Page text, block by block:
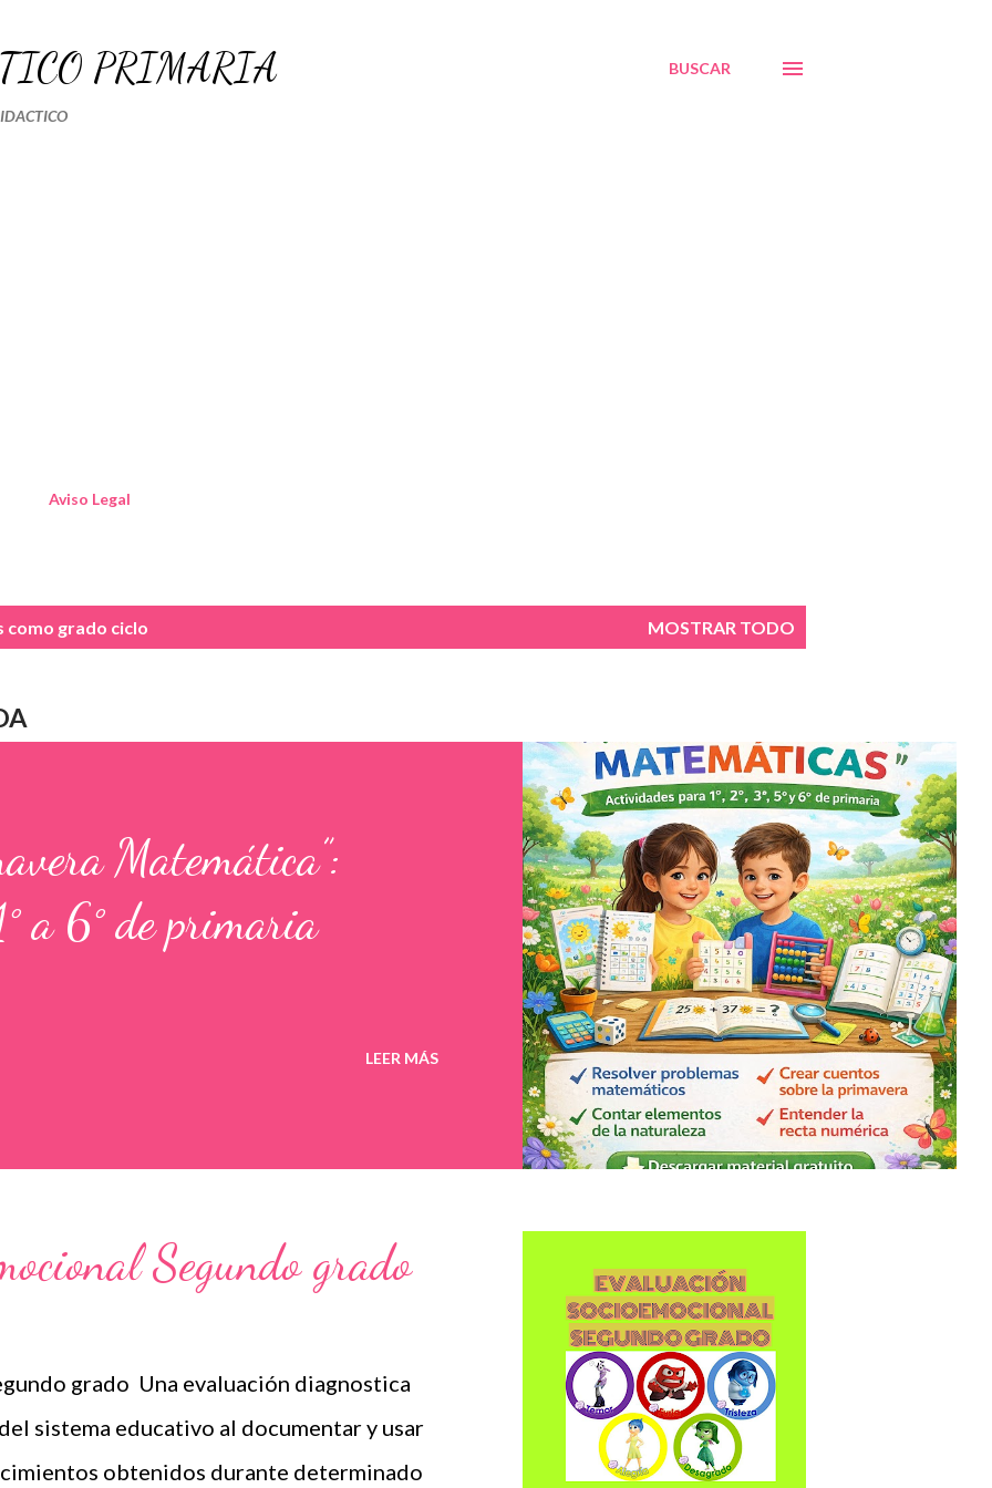
PRIMARIA BUSCAR
Aviso Legal
como grado ciclo MOSTRAR TODO
Matemática”:
a 6° de primaria
LEER MÁS
Segundo grado
grado Una evaluación diagnostica
sistema educativo al documentar y usar
obtenidos durante determinado